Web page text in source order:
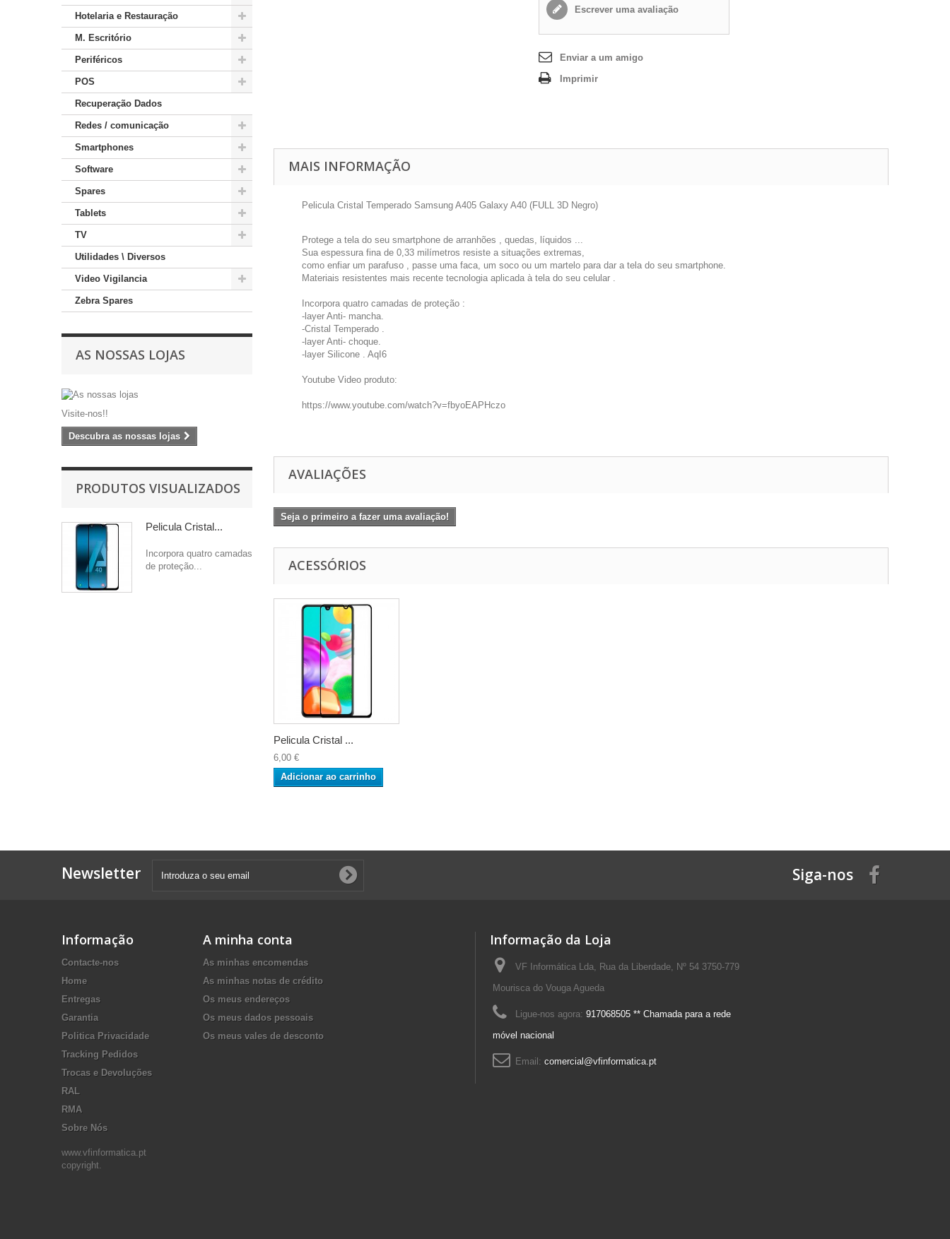
Hotelaria e Restauração
M. Escritório
Periféricos
POS
Recuperação Dados
Redes / comunicação
Smartphones
Software
Spares
Tablets
TV
Utilidades \ Diversos
Video Vigilancia
Zebra Spares
AS NOSSAS LOJAS
Visite-nos!!
Descubra as nossas lojas
PRODUTOS VISUALIZADOS
Pelicula Cristal...
Incorpora quatro camadas
de proteção...
Escrever uma avaliação
Enviar a um amigo
Imprimir
MAIS INFORMAÇÃO
Pelicula Cristal Temperado Samsung A405 Galaxy A40 (FULL 3D Negro)
Protege a tela do seu smartphone de arranhões , quedas, líquidos ...
Sua espessura fina de 0,33 milímetros resiste a situações extremas,
como enfiar um parafuso , passe uma faca, um soco ou um martelo para dar a tela do seu smartphone.
Materiais resistentes mais recente tecnologia aplicada à tela do seu celular .
Incorpora quatro camadas de proteção :
-layer Anti- mancha.
-Cristal Temperado .
-layer Anti- choque.
-layer Silicone . AqI6
Youtube Video produto:
https://www.youtube.com/watch?v=fbyoEAPHczo
AVALIAÇÕES
Seja o primeiro a fazer uma avaliação!
ACESSÓRIOS
Pelicula Cristal ...
6,00 €
Adicionar ao carrinho
Newsletter Siga-nos
Informação
Contacte-nos
Home
Entregas
Garantia
Politica Privacidade
Tracking Pedidos
Trocas e Devoluções
RAL
RMA
Sobre Nós
www.vfinformatica.pt
copyright.
A minha conta
As minhas encomendas
As minhas notas de crédito
Os meus endereços
Os meus dados pessoais
Os meus vales de desconto
Informação da Loja
VF Informática Lda, Rua da Liberdade, Nº 54 3750-779
Mourisca do Vouga Agueda
Ligue-nos agora: 917068505 ** Chamada para a rede
móvel nacional
Email: comercial@vfinformatica.pt